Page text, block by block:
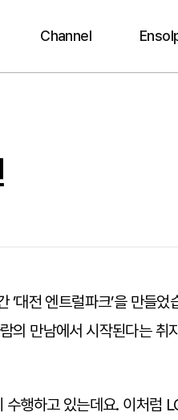
Channel
대전 엔트럴파크’을 만들었
의 만남에서 시작된다는 취
행하고 있는데요. 이처럼